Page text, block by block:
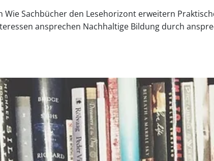
Wie Sachbücher den Lesehorizont erweitern
ansprechen Nachhaltige Bildung durch